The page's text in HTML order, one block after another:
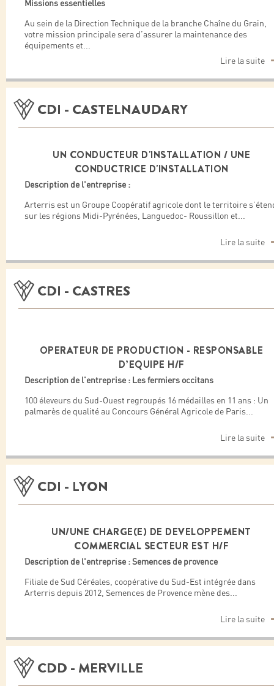
Missions essentielles
Au sein de la Direction Technique de la branche Chaîne du Grain,
votre mission principale sera d’assurer la maintenance des
équipements et...
Lire la suite
CDI - CASTELNAUDARY
UN CONDUCTEUR D'INSTALLATION / UNE
CONDUCTRICE D'INSTALLATION
Description de l'entreprise :
Arterris est un Groupe Coopératif agricole dont le territoire
sur les régions Midi-Pyrénées, Languedoc- Roussillon et...
Lire la suite
CDI - CASTRES
OPERATEUR DE PRODUCTION - RESPONSABLE
D’EQUIPE H/F
Description de l'entreprise : Les fermiers occitans
100 éleveurs du Sud-Ouest regroupés 16 médailles en 11 ans : Un
palmarès de qualité au Concours Général Agricole de Paris...
Lire la suite
CDI - LYON
UN/UNE CHARGE(E) DE DEVELOPPEMENT
COMMERCIAL SECTEUR EST H/F
Description de l'entreprise : Semences de provence
Filiale de Sud Céréales, coopérative du Sud-Est intégrée dans
Arterris depuis 2012, Semences de Provence mène des...
Lire la suite
CDD - MERVILLE